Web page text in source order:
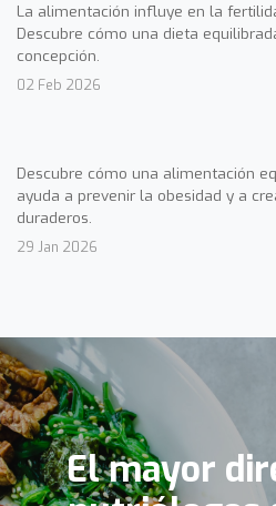
La alimentación influye en la
Descubre cómo una dieta
concepción.
02 Feb 2026
Descubre cómo una alimentación
ayuda a prevenir la obesidad y a
duraderos.
29 Jan 2026
El mayor